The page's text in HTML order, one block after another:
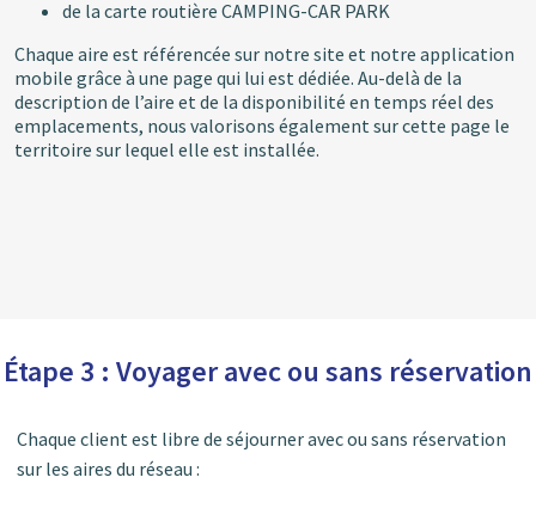
de la carte routière CAMPING-CAR PARK
Chaque aire est référencée sur notre site et notre application
mobile grâce à une page qui lui est dédiée. Au-delà de la
description de l’aire et de la disponibilité en temps réel des
emplacements, nous valorisons également sur cette page le
territoire sur lequel elle est installée.
Étape 3 : Voyager avec ou sans réservation
Chaque client est libre de séjourner avec ou sans réservation
sur les aires du réseau :